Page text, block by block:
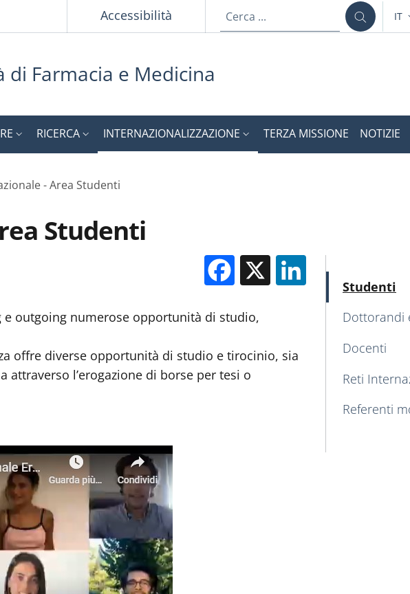
Accessibilità IT
di Farmacia e Medicina
RICERCA INTERNAZIONALIZZAZIONE TERZA MISSIONE NOTIZIE
- Area Studenti
Studenti
Facebook
X LinkedIn
outgoing numerose opportunità di studio,
offre diverse opportunità di studio e tirocinio, sia
attraverso l’erogazione di borse per tesi o
MENU CEV
Studenti
Dottorandi
Docenti
Reti
Referenti